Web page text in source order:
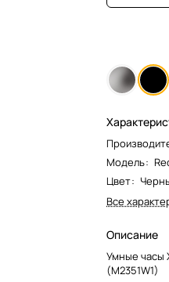
Модель:
Цвет:
Все
Описание
Умные часы
(M2351W1)